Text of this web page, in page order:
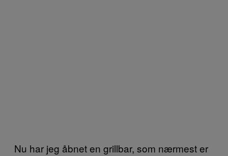
Nu har jeg åbnet en grillbar, som nærmest er